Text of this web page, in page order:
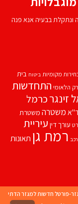
ונתקלת בבעיה אנא פנה
מקומיות ביטוח בית
הלאומי התחדשות
זינגרכרמל
משטרה משטרת
עורך דין עיריית
רכב רמת גן תאונות
פורטל חדשות למגזר הדתי